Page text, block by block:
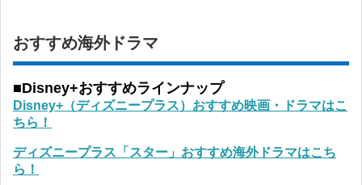
おすすめ海外ドラマ
■Disney+おすすめラインナップ
Disney+（ディズニープラス）おすすめ映画・ドラマはこ
ちら！
ディズニープラス「スター」おすすめ海外ドラマはこち
ら！